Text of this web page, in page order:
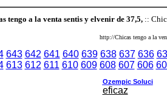
tengo a la venta sentis y elvenir de 37,5, ::
http://Chicas tengo a la
643 642 641 640 639 638 637 636
613 612 611 610 609 608 607 606
Ozempic Soluci
eficaz